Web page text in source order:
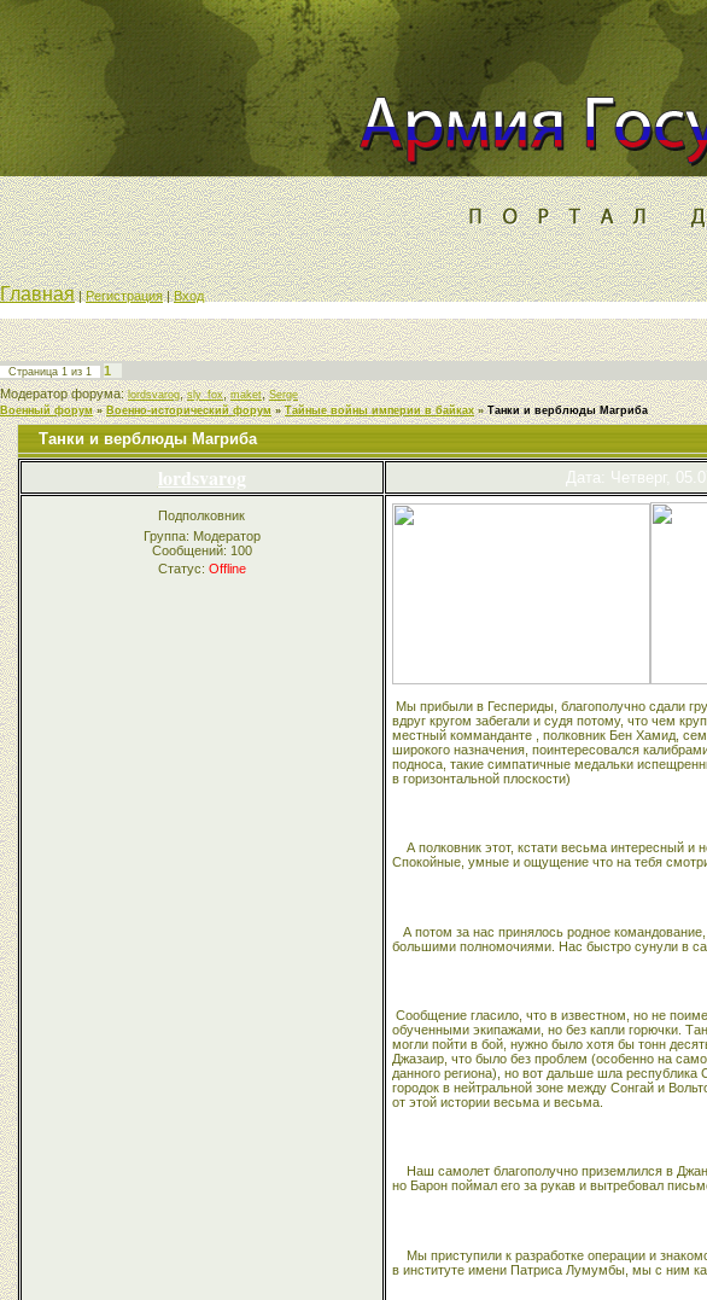
Главная|Регистрация|Вход
Страница 1 из 1
1
Модератор форума:lordsvarog,sly_fox,maket,Serge
Военный форум » Военно-исторический форум » Тайные войны империи в байках » Танки и верблюды Магриба
Танки и верблюды Магриба
lordsvarog Дата: Четверг,
Подполковник
Группа: Модератор
Сообщений: 100
Статус: Offline
Мы прибыли в Геспериды, благополучно сдали
вдруг кругом забегали и судя потому, что чем
местный комманданте , полковник Бен Хамид,
широкого назначения, поинтересовался
подноса, такие симпатичные медальки
в горизонтальной плоскости)
А полковник этот, кстати весьма интересный и
Спокойные, умные и ощущение что на тебя
А потом за нас принялось родное
большими полномочиями. Нас быстро сунули в
Сообщение гласило, что в известном, но не
обученными экипажами, но без капли горючки.
могли пойти в бой, нужно было хотя бы тонн
Джазаир, что было без проблем (особенно на
данного региона), но вот дальше шла
городок в нейтральной зоне между Сонгай и
от этой истории весьма и весьма.
Наш самолет благополучно приземлился в
но Барон поймал его за рукав и вытребовал
Мы приступили к разработке операции и
в институте имени Патриса Лумумбы, мы с ним